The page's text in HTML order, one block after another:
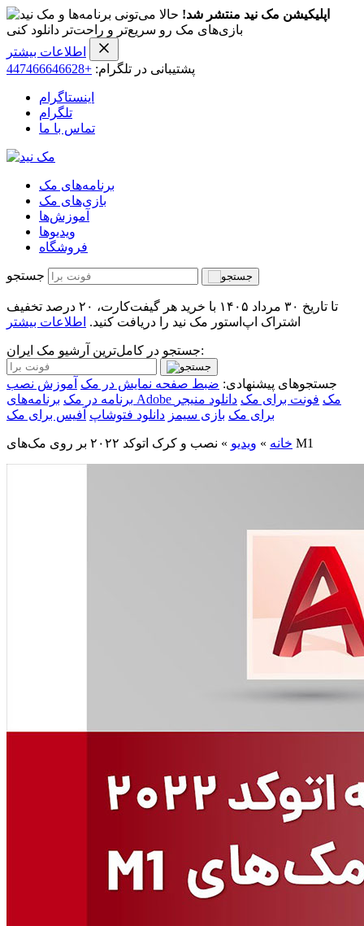
اپلیکیشن مک نید منتشر شد! حالا می‌تونی برنامه‌ها و
بازی‌های مک رو سریع‌تر و راحت‌تر دانلود کنی
اطلاعات بیشتر
پشتیبانی در تلگرام: +447466646628
اینستاگرام
تلگرام
تماس با ما
برنامه‌های مک
بازی‌های مک
آموزش‌ها
ویدیو‌ها
فروشگاه
جستجو
تا تاریخ ۳۰ مرداد ۱۴۰۵ با خرید هر گیفت‌کارت، ۲۰ درصد تخفیف
اشتراک اپ‌استور مک نید را دریافت کنید. اطلاعات بیشتر
جستجو در کامل‌ترین آرشیو مک ایران:
جستجوهای پیشنهادی: ضبط صفحه نمایش در مک آموزش نصب
برنامه در مک
برنامه‌های Adobe مک فونت برای مک دانلود منیجر
برای مک بازی سیمز دانلود فتوشاپ آفیس برای مک
خانه » ویدیو » نصب و کرک اتوکد ۲۰۲۲ بر روی مک‌های M1